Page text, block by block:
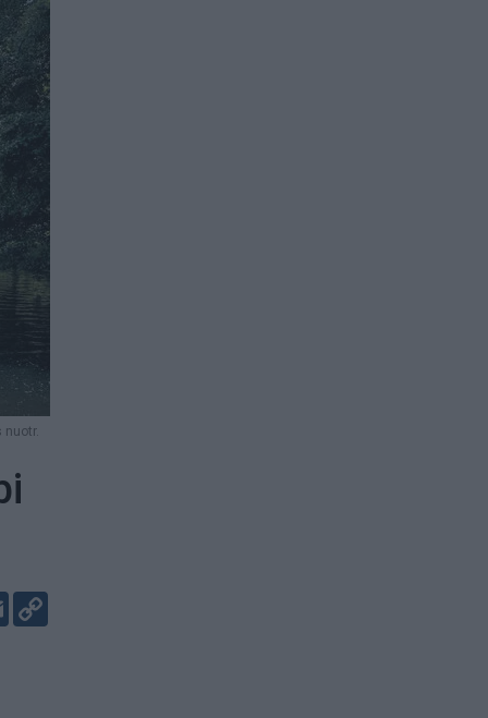
nuotr.
Email